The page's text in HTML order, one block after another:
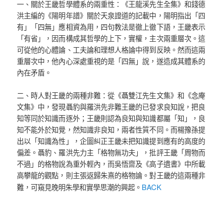
一、關於王畿哲學體系的兩重性：《王龍溪先生全集》和錢德
洪主編的《陽明年譜》關於天泉證道的記載中，陽明指出「四
有」「四無」應相資為用，四句教法是徹上徹下語，王畿表示
「有省」，因而構成其哲學的上下，實權，主次兩重層次。這
可從他的心體論、工夫論和理想人格論中得到反映。然而這兩
重層次中，他內心深處重視的是「四無」說，遂造成其體系的
內在矛盾。
二、時人對王畿的兩種非難：從《聶雙江先生文集》和《念庵
文集》中，發現聶豹與羅洪先非難王畿的已發求良知說，把良
知等同於知識而逐外；王畿則認為良知與知識都屬「知」，良
知不能外於知覺，然知識非良知，兩者性質不同。而楊豫孫提
出以「知識為性」，企圖糾正王畿未把知識提到應有的高度的
偏差。聶豹、羅洪先力主「格物無功夫」，批評王畿「周物而
不過」的格物說為重外輕內，而吳悟齋及《高子遺書》中所載
高攀龍的觀點，則主張返歸朱熹的格物論。對王畿的這兩種非
難，可窺見晚明朱學和實學思潮的興起。 BACK